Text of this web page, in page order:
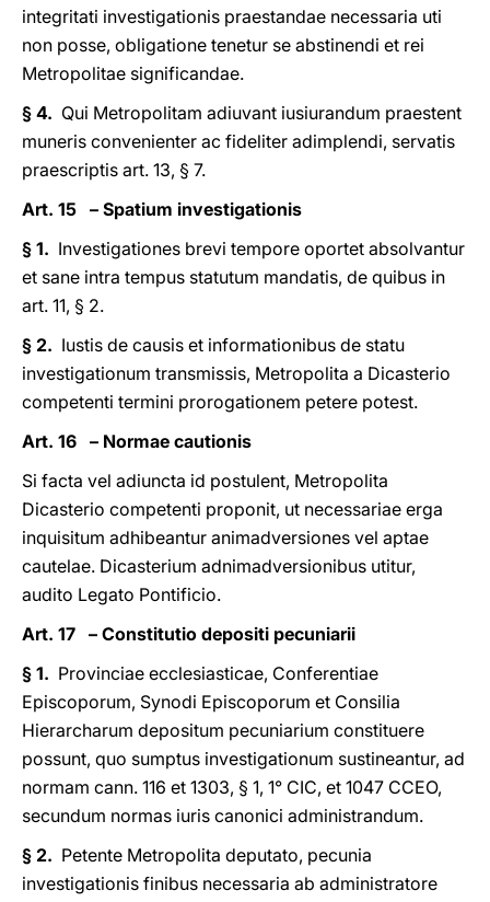
integritati investigationis praestandae necessaria uti
non posse, obligatione tenetur se abstinendi et rei
Metropolitae significandae.
§ 4. Qui Metropolitam adiuvant iusiurandum praestent
muneris convenienter ac fideliter adimplendi, servatis
praescriptis art. 13, § 7.
Art. 15 – Spatium investigationis
§ 1. Investigationes brevi tempore oportet absolvantur
et sane intra tempus statutum mandatis, de quibus in
art. 11, § 2.
§ 2. Iustis de causis et informationibus de statu
investigationum transmissis, Metropolita a Dicasterio
competenti termini prorogationem petere potest.
Art. 16 – Normae cautionis
Si facta vel adiuncta id postulent, Metropolita
Dicasterio competenti proponit, ut necessariae erga
inquisitum adhibeantur animadversiones vel aptae
cautelae. Dicasterium adnimadversionibus utitur,
audito Legato Pontificio.
Art. 17 – Constitutio depositi pecuniarii
§ 1. Provinciae ecclesiasticae, Conferentiae
Episcoporum, Synodi Episcoporum et Consilia
Hierarcharum depositum pecuniarium constituere
possunt, quo sumptus investigationum sustineantur, ad
normam cann. 116 et 1303, § 1, 1° CIC, et 1047 CCEO,
secundum normas iuris canonici administrandum.
§ 2. Petente Metropolita deputato, pecunia
investigationis finibus necessaria ab administratore